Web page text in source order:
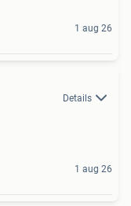
1 aug 26
Details
1 aug 26